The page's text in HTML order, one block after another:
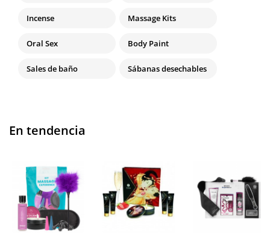
Incense Massage Kits
Oral Sex Body Paint
Sales de baño Sábanas desechables
En tendencia